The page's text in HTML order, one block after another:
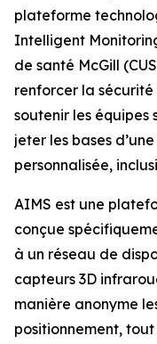
plateforme
Intelligent
de santé McGill
renforcer la
soutenir les équipes
jeter les bases
personnalisée,
AIMS est une
conçue
à un réseau de
capteurs 3D
manière anonyme
positionnement,